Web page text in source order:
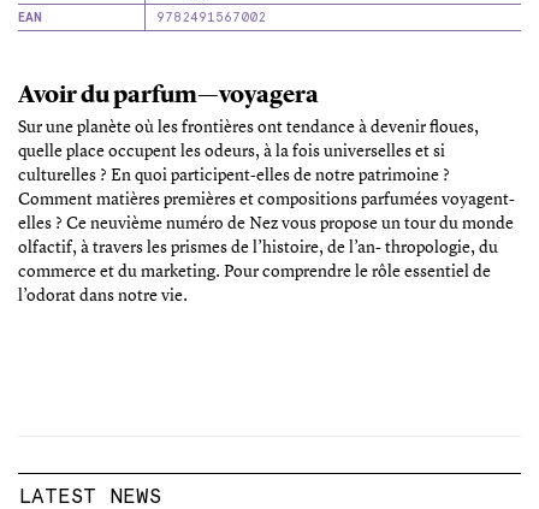
EAN
9782491567002
Avoir du parfum—voyagera
Sur une planète où les frontières ont tendance à devenir floues,
quelle place occupent les odeurs, à la fois universelles et si
culturelles ? En quoi participent-elles de notre patrimoine ?
Comment matières premières et compositions parfumées voyagent-
elles ? Ce neuvième numéro de Nez vous propose un tour du monde
olfactif, à travers les prismes de l’histoire, de l’an- thropologie, du
commerce et du marketing. Pour comprendre le rôle essentiel de
l’odorat dans notre vie.
LATEST NEWS